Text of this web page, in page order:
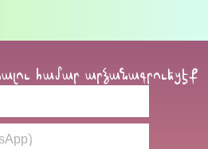
համար արձանագրուեցէք